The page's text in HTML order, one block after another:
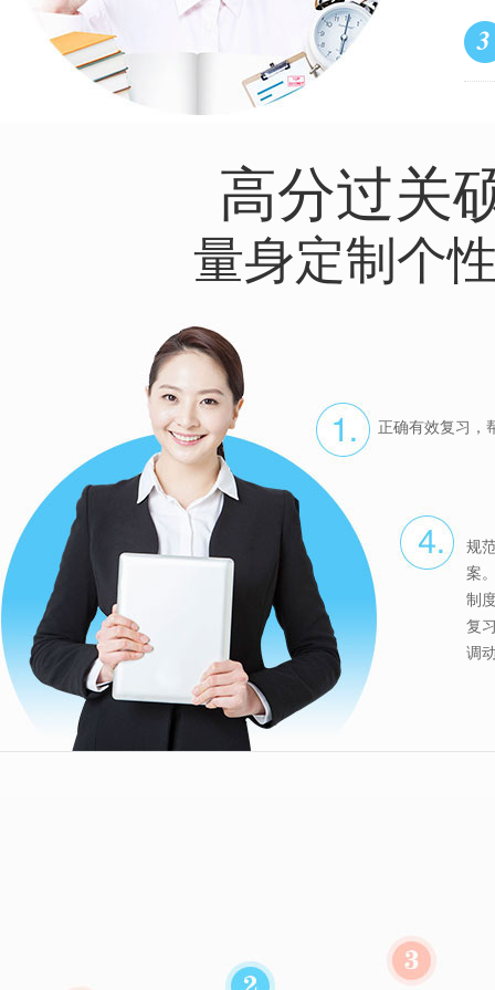
高分过关
量身定制个
正确有效复习，
规
案
制
复
调